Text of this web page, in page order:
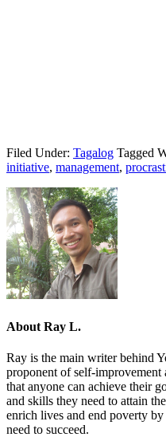
Filed Under: Tagalog Tagged
initiative, management,
About Ray L.
Ray is the main writer behind
proponent of self-improvement
that anyone can achieve their
and skills they need to attain
enrich lives and end poverty
need to succeed.